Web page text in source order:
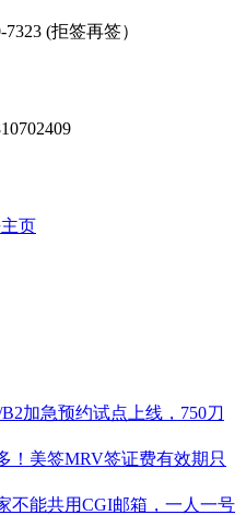
(拒签再签）
页
加急预约试点上线，750刀
！美签MRV签证费有效期只
不能共用CGI邮箱，一人一号